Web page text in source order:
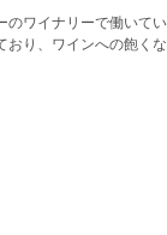
ワイナリーで働いて
り、ワインへの飽く